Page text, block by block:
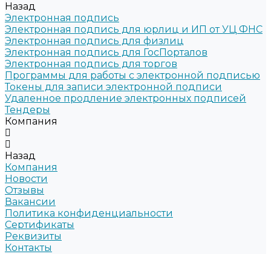
Назад
Электронная подпись
Электронная подпись для юрлиц и ИП от УЦ ФНС
Электронная подпись для физлиц
Электронная подпись для ГосПорталов
Электронная подпись для торгов
Программы для работы с электронной подписью
Токены для записи электронной подписи
Удаленное продление электронных подписей
Тендеры
Компания
Назад
Компания
Новости
Отзывы
Вакансии
Политика конфиденциальности
Сертификаты
Реквизиты
Контакты